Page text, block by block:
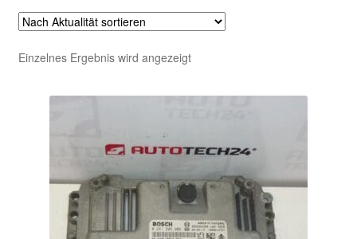
Einzelnes Ergebnis wird angezeigt